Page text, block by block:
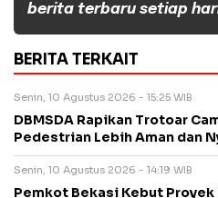
berita terbaru setiap
BERITA TERKAIT
Senin, 10 Agustus 2026 - 15:25 WIB
DBMSDA Rapikan Trotoar
Pedestrian Lebih Aman dan
Senin, 10 Agustus 2026 - 14:19 WIB
Pemkot Bekasi Kebut